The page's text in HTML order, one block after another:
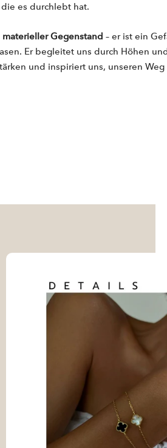
es durchlebt hat.
materieller Gegenstand – er ist ein
Er begleitet uns durch Höhen
und inspiriert uns, unseren